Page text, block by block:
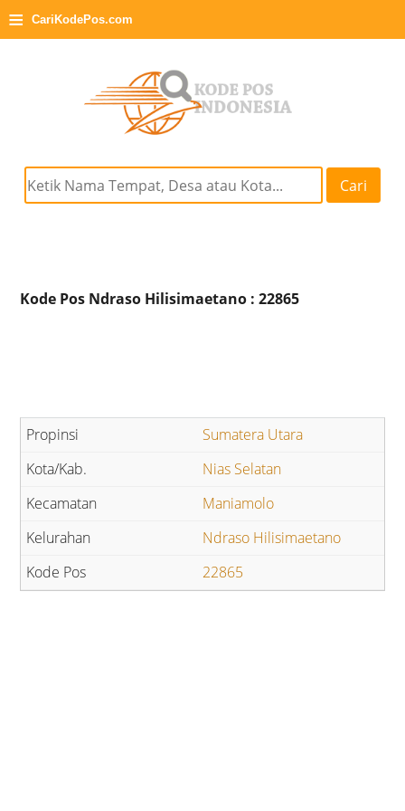
≡ CariKodePos.com
Cari
Kode Pos Ndraso Hilisimaetano : 22865
Sumatera Utara
Nias Selatan
Maniamolo
Ndraso Hilisimaetano
22865